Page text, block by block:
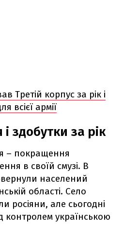
Третій корпус за рік і
всієї армії
здобутки за рік
– покращення
в своїй смузі. В
населений
області. Село
росіяни, але сьогодні
контролем українською